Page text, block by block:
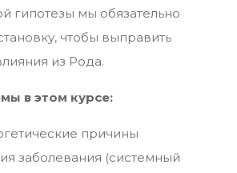
гипотезы мы обязательно
чтобы выправить
из Рода.
в этом курсе:
причины
заболевания (системный